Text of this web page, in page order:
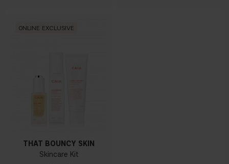
ONLINE EXCLUSIVE
THAT BOUNCY SKIN
Skincare Kit